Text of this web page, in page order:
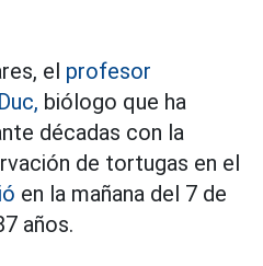
el profesor
biólogo que ha
décadas con la
de tortugas en el
en la mañana del 7 de
años.